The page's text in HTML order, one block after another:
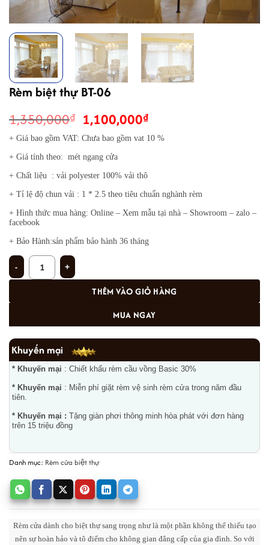
Rèm biệt thự BT-06
1,350,000₫ Giá
gốc
là:
1,350,000₫.
1,100,000₫Giá
hiện
tại
+ Giá bao gồm VAT: Chưa bao gồm vat 10 %
+ Giá tính theo: mét ngang cửa
+ Chất liệu : vải polyester 100% vải thô
+ Tỉ lệ độ chun vải : 1 * 2.5 theo tiêu chuẩn nghành rèm
+ Hình thức mua hàng: Online – Xem mẫu tại nhà – Showroom – zalo –
facebook
+ Bảo Hành:sản phẩm bảo hành 36 tháng
Rèm biệt thự BT-06 số lượng
THÊM VÀO GIỎ HÀNG
MUA NGAY
Khuyến mại
* Khuyến mại : Chiết khấu rèm cầu vồng Basic 30%
* Khuyến mại : Miễn phí giặt rèm vệ sinh rèm cửa trong năm đầu
tiên.
* Khuyến mại : Tặng giàn phơi thông minh hòa phát với đơn hàng
trên 15 triệu đồng
Danh mục: Rèm cửa biệt thự
Rèm cửa dành cho biệt thự sang trọng như là một phần không thể thiếu tạo
nên sự hoàn hảo và tô điểm cho không gian đẳng cấp của gia đình. So với